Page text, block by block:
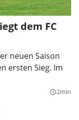
dem FC
neuen Saison
ersten Sieg. Im
query_builder2min